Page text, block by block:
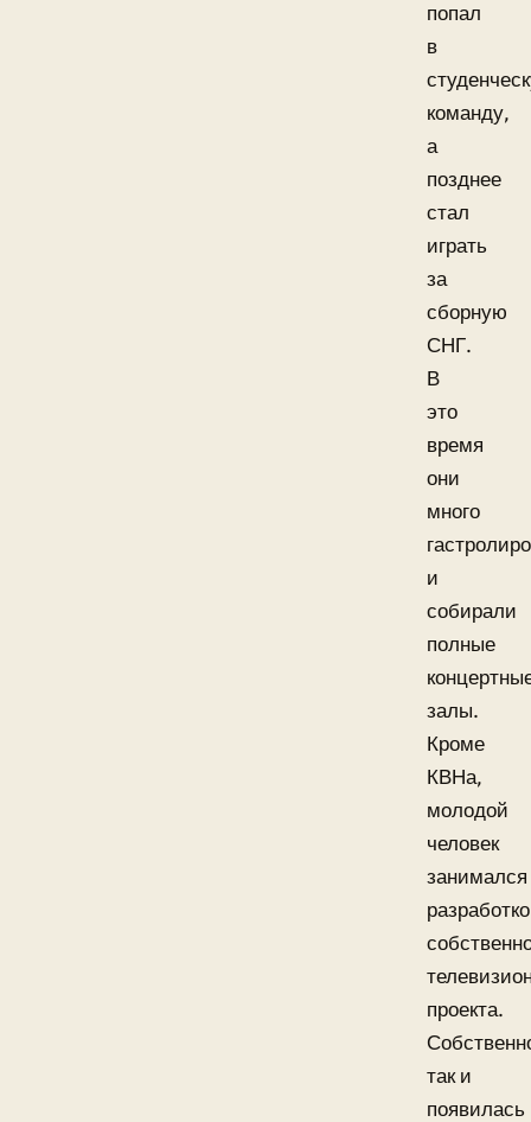
попал
в
команду,
а
позднее
стал
играть
за
сборную
СНГ.
В
это
время
они
много
и
собирали
полные
залы.
Кроме
КВНа,
молодой
человек
занимался
проекта.
так и
появилась